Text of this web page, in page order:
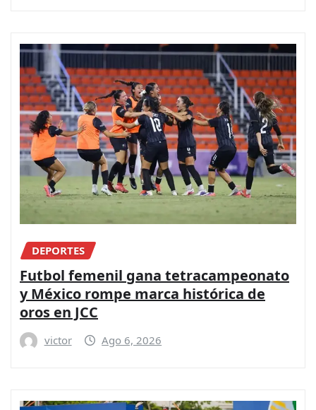
DEPORTES
Futbol femenil gana tetracampeonato
y México rompe marca histórica de
oros en JCC
victor Ago 6, 2026